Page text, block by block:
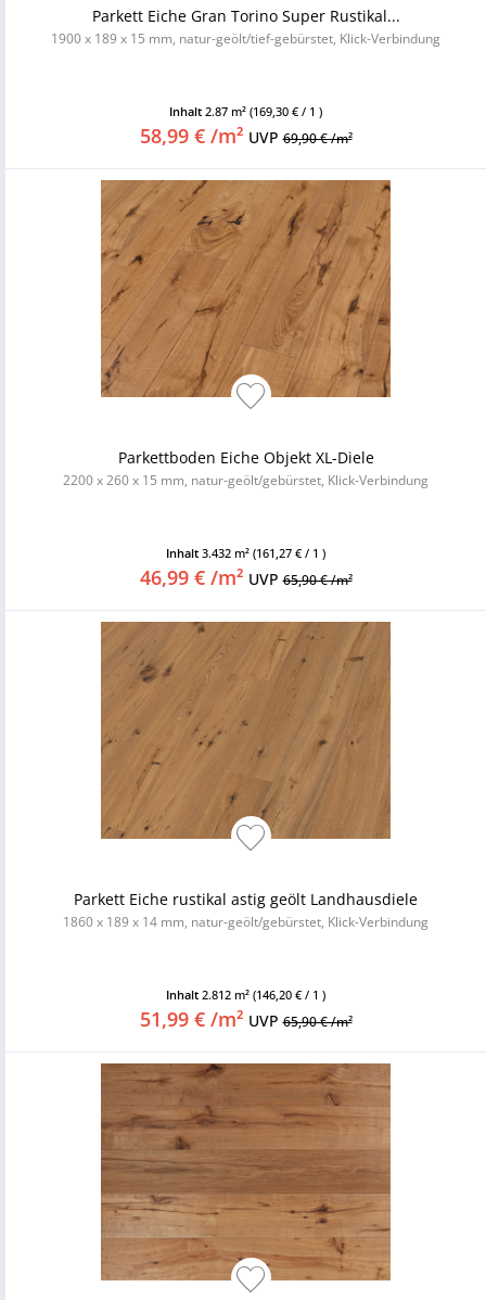
Parkett Eiche Gran Torino Super Rustikal...
1900 x 189 x 15 mm, natur-geölt/tief-gebürstet, Klick-Verbindung
Inhalt 2.87 m² (169,30 € / 1 )
58,99 € /m² UVP69,90 € /m²
Parkettboden Eiche Objekt XL-Diele
2200 x 260 x 15 mm, natur-geölt/gebürstet, Klick-Verbindung
Inhalt 3.432 m² (161,27 € / 1 )
46,99 € /m² UVP65,90 € /m²
Parkett Eiche rustikal astig geölt Landhausdiele
1860 x 189 x 14 mm, natur-geölt/gebürstet, Klick-Verbindung
Inhalt 2.812 m² (146,20 € / 1 )
51,99 € /m² UVP65,90 € /m²